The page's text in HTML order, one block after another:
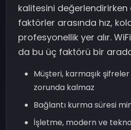
kalitesini değerlendirirken
faktörler arasında hız,
profesyonellik yer alır.
da bu üç faktörü bir
Müşteri, karmaşık
zorunda kalmaz
Bağlantı kurma süresi
İşletme, modern ve